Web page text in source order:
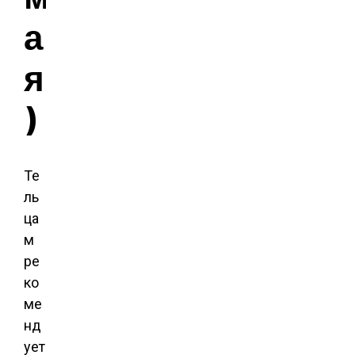
а
я
)
Те
ль
ца
м
ре
ко
ме
нд
ует